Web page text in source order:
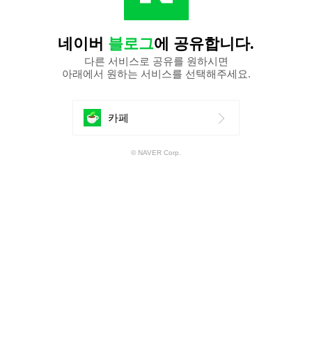
네이버 블로그에 공유합니다.
다른 서비스로 공유를 원하시면
아래에서 원하는 서비스를 선택해주세요.
카페
공
© NAVER Corp.